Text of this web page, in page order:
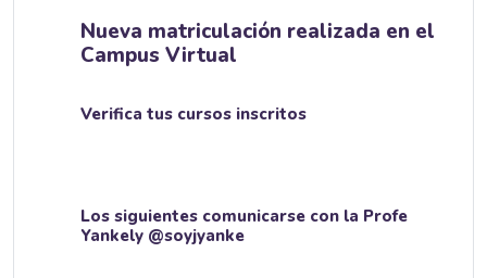
Nueva matriculación realizada en el
Campus Virtual
Verifica tus cursos inscritos
Los siguientes comunicarse con la Profe
Yankely @soyjyanke